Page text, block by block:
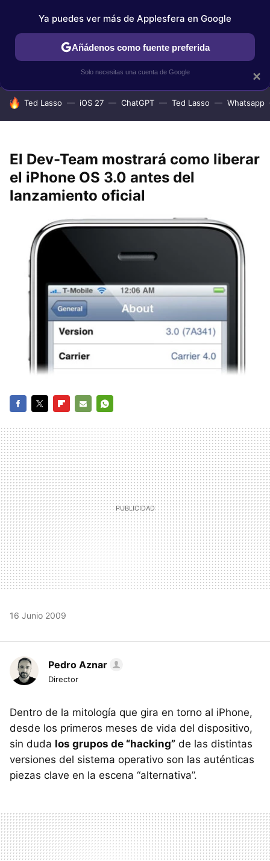
IPHONE TUTORIALES APPLESFERA SELECCIÓN
HOY SE HABLA DE
Ted Lasso iOS 27 ChatGPT Ted Lasso Whatsapp
El Dev-Team mostrará como liberar
el iPhone OS 3.0 antes del
lanzamiento oficial
MAIL
16 Junio 2009
Pedro Aznar
Director
Dentro de la mitología que gira en torno al iPhone,
desde los primeros meses de vida del dispositivo,
sin duda los grupos de “hacking” de las distintas
versiones del sistema operativo son las auténticas
piezas clave en la escena “alternativa”.
×
Ya puedes ver más de Applesfera en Google
Añádenos como fuente preferida
Solo necesitas una cuenta de Google